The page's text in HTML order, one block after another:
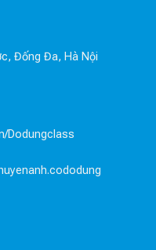
Đống Đa, Hà Nội
Dodungclass